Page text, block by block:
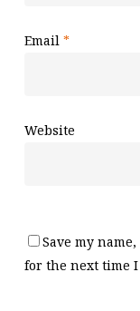
Email *
Website
Save my
for the next time I